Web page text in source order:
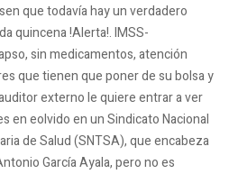
que todavía hay un verdadero
quincena !Alerta!. IMSS-
sin medicamentos, atención
que tienen que poner de su bolsa y
externo le quiere entrar a ver
en eolvido en un Sindicato Nacional
de Salud (SNTSA), que encabeza
García Ayala, pero no es